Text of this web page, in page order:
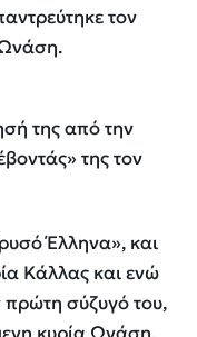
τον
της από την
της τον
Έλληνα», και
Κάλλας και ενώ
πρώτη σύζυγό του,